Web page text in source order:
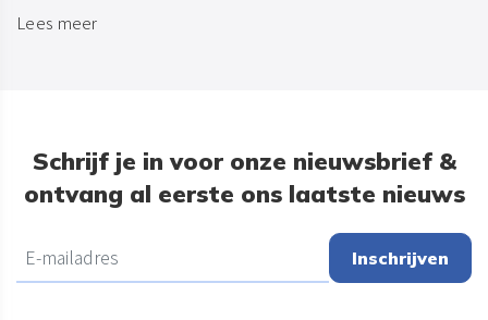
Lees meer
Schrijf je in voor onze nieuwsbrief &
ontvang al eerste ons laatste nieuws
Inschrijven